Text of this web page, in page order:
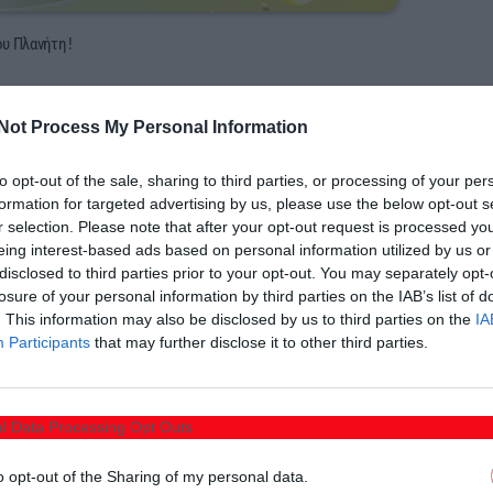
Process My Personal Information
opt-out of the sale, sharing to third parties, or processing of your
for targeted advertising by us, please use the below opt-out
selection. Please note that after your opt-out request is processed
interest-based ads based on personal information utilized by us
to third parties prior to your opt-out. You may separately
of your personal information by third parties on the IAB’s list of
This information may also be disclosed by us to third parties on the
Participants that may further disclose it to other third parties.
Data Processing Opt Outs
opt-out of the Sharing of my personal data.
Πλανήτη !
νοημοσύνη μπορεί να γίνει σύμμαχος του
και περιβάλλον»εξερευνούμε πώς οι
να εξοικονομήσουμε ενέργεια και να κάνουμε την
και δύο διαδραστικά κουίζ, μαθαίνουμε πώς η
επιλογές… αρκεί να τη χρησιμοποιούμε με
— είναι πράσινο, όταν το κάνουμε εμείς έτσι.